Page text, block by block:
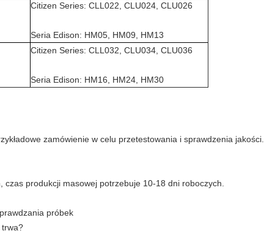
Citizen Series: CLL022, CLU024, CLU026
Seria Edison: HM05, HM09, HM13
Citizen Series: CLL032, CLU034, CLU036
Seria Edison: HM16, HM24, HM30
zamówienie w celu przetestowania i sprawdzenia jakości.
produkcji masowej potrzebuje 10-18 dni roboczych.
próbek
trwa?